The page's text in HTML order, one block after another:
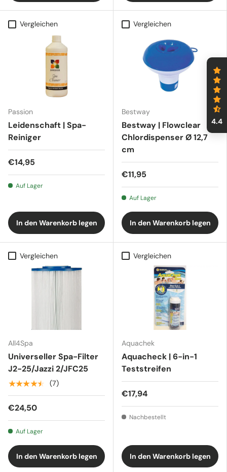
Vergleichen
Passion
Leidenschaft | Spa-
Reiniger
€14,95
Auf Lager
In den Warenkorb legen
Vergleichen
Bestway
Bestway | Flowclear
Chlordispenser Ø 12,7
cm
€11,95
Auf Lager
In den Warenkorb legen
Vergleichen
All4Spa
Universeller Spa-Filter
J2-25/Jazzi 2/JFC25
★★★★★ (7)
€24,50
Auf Lager
In den Warenkorb legen
Vergleichen
Aquachek
Aquacheck | 6-in-1
Teststreifen
€17,94
Nachbestellt
In den Warenkorb legen
4.4